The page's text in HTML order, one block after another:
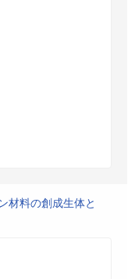
材料の創成生体と